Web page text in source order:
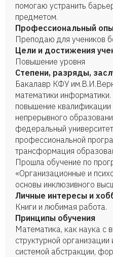
помогаю устранить
предметом.
Профессиональный
Преподаю для учеников
Цели и достижения
Повышение уровня
Степени, разряды,
Бакалавр КФУ
математики
повышение
непрерывного
федеральный
профессиональной
трансформация
Прошла обучение по
«Организационные и
основы инклюзивного
Личные интересы и
Книги и любимая работа.
Принципы обучения
Математика, как наука с
структурной
системой абстракции,